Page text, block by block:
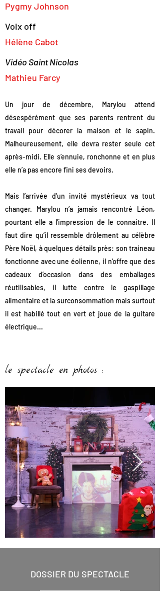
Pygmy Johnson
Voix off
Hélène Cabot
Vidéo Saint Nicolas
Mathieu Farcy
Un jour de décembre, Marylou attend
désespérément que ses parents rentrent du
travail pour décorer la maison et le sapin.
Malheureusement, elle devra rester seule cet
après-midi. Elle s’ennuie, ronchonne et en plus
elle n’a pas encore fini ses devoirs.
Mais l’arrivée d’un invité mystérieux va tout
changer. Marylou n’a jamais rencontré Léon,
pourtant elle a l’impression de le connaitre. Il
faut dire qu’il ressemble drôlement au célèbre
Père Noël, à quelques détails près: son traineau
fonctionne avec une éolienne, il n’offre que des
cadeaux d’occasion dans des emballages
réutilisables, il lutte contre le gaspillage
alimentaire et la surconsommation mais surtout
il est habillé tout en vert et joue de la guitare
électrique...
le spectacle en photos :
DOSSIER DU SPECTACLE